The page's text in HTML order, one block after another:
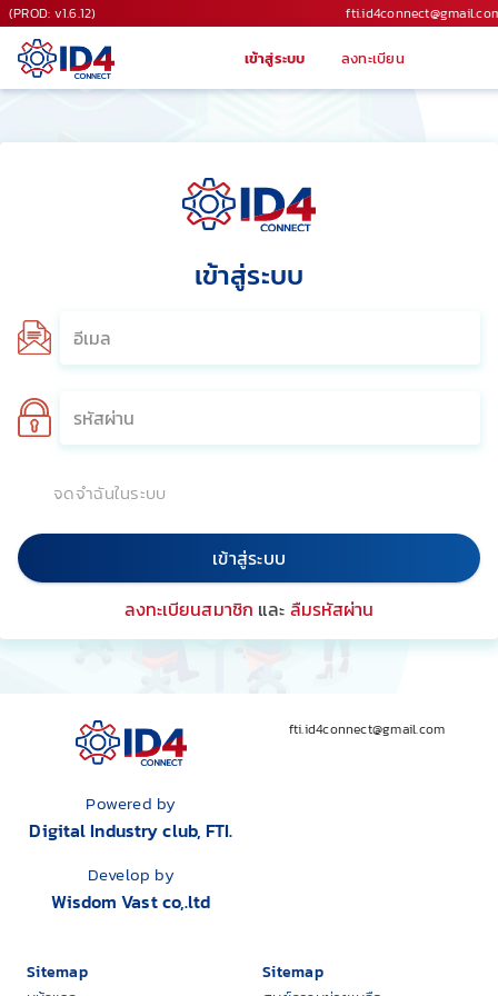
(PROD: v1.6.12)
เข้าสู่ระบบ ลงทะเบียน
เข้าสู่ระบบ
จดจำฉันในระบบ
เข้าสู่ระบบ
ลงทะเบียนสมาชิก และ ลืมรหัสผ่าน
Powered by
Digital Industry club, FTI.
Develop by
Wisdom Vast co,.ltd
fti.id4connect@gmail.com
Sitemap
Sitemap